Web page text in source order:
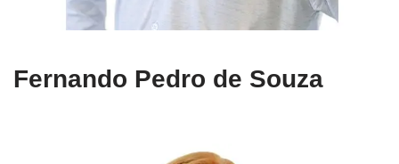
Fernando Pedro de Souza